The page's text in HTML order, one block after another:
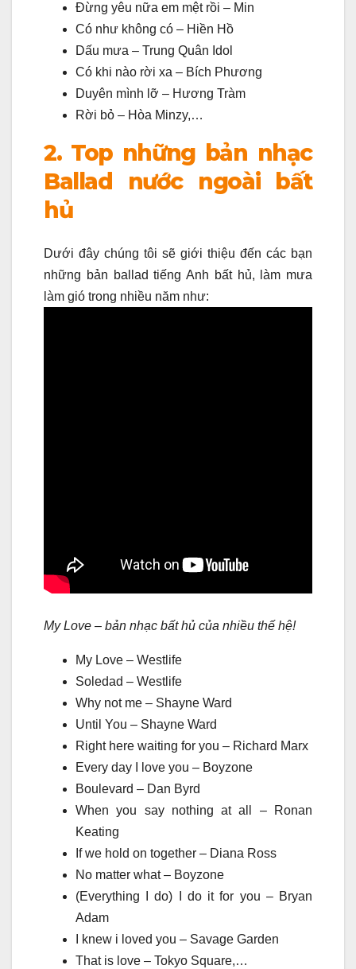
Đừng yêu nữa em mệt rồi – Min
Có như không có – Hiền Hồ
Dấu mưa – Trung Quân Idol
Có khi nào rời xa – Bích Phương
Duyên mình lỡ – Hương Tràm
Rời bỏ – Hòa Minzy,…
2. Top những bản nhạc
Ballad nước ngoài bất
hủ
Dưới đây chúng tôi sẽ giới thiệu đến các bạn
những bản ballad tiếng Anh bất hủ, làm mưa
làm gió trong nhiều năm như:
My Love – bản nhạc bất hủ của nhiều thế hệ!
My Love – Westlife
Soledad – Westlife
Why not me – Shayne Ward
Until You – Shayne Ward
Right here waiting for you – Richard Marx
Every day I love you – Boyzone
Boulevard – Dan Byrd
When you say nothing at all – Ronan
Keating
If we hold on together – Diana Ross
No matter what – Boyzone
(Everything I do) I do it for you – Bryan
Adam
I knew i loved you – Savage Garden
That is love – Tokyo Square,…